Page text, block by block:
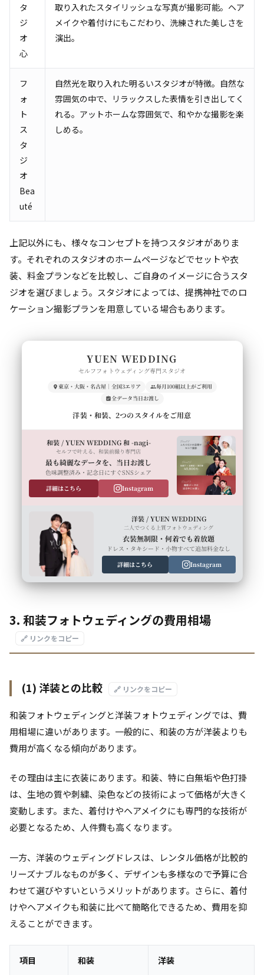
タ
ジ
オ
心
取り入れたスタイリッシュな写真が撮影可能。ヘア
メイクや着付けにもこだわり、洗練された美しさを
演出。
フ
ォ
ト
ス
タ
ジ
オ
Bea
uté
自然光を取り入れた明るいスタジオが特徴。自然な
雰囲気の中で、リラックスした表情を引き出してく
れる。アットホームな雰囲気で、和やかな撮影を楽
しめる。
上記以外にも、様々なコンセプトを持つスタジオがありま
す。それぞれのスタジオのホームページなどでセットや衣
装、料金プランなどを比較し、ご自身のイメージに合うスタ
ジオを選びましょう。スタジオによっては、提携神社でのロ
ケーション撮影プランを用意している場合もあります。
YUEN WEDDING
セルフフォトウェディング専門スタジオ
東京・大阪・名古屋｜全国3エリア
毎月100組以上がご利用
全データ当日お渡し
洋装・和装、2つのスタイルをご用意
和装 / YUEN WEDDING 和 -nagi-
セルフで叶える、和装前撮り専門店
最も綺麗なデータを、当日お渡し
色味調整済み・記念日にすぐSNSシェア
詳細はこちら
Instagram
洋装 / YUEN WEDDING
二人でつくる上質フォトウェディング
衣装無制限・何着でも着放題
ドレス・タキシード・小物すべて追加料金なし
詳細はこちら
Instagram
3. 和装フォトウェディングの費用相場
🔗 リンクをコピー
(1) 洋装との比較 🔗 リンクをコピー
和装フォトウェディングと洋装フォトウェディングでは、費
用相場に違いがあります。一般的に、和装の方が洋装よりも
費用が高くなる傾向があります。
その理由は主に衣装にあります。和装、特に白無垢や色打掛
は、生地の質や刺繍、染色などの技術によって価格が大きく
変動します。また、着付けやヘアメイクにも専門的な技術が
必要となるため、人件費も高くなります。
一方、洋装のウェディングドレスは、レンタル価格が比較的
リーズナブルなものが多く、デザインも多様なので予算に合
わせて選びやすいというメリットがあります。さらに、着付
けやヘアメイクも和装に比べて簡略化できるため、費用を抑
えることができます。
項目 和装 洋装